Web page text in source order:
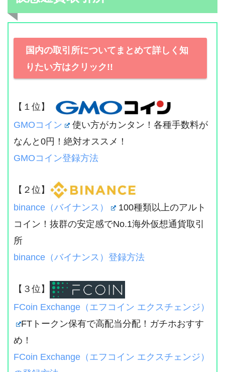
国内の取引所についてまとめて詳しく知
りたい方はクリック!!
【１位】
GMOコイン
使い方がカンタン！各種手数料が
なんと0円！絶対オススメ！
GMOコイン登録方法
【２位】
binance（バイナンス）
100種類以上のアルト
コイン！抜群の安定感でNo.1海外仮想通貨取引
所
binance（バイナンス）登録方法
【３位】
FCoin Exchange（エフコイン エクスチェンジ）
FTトークン保有で高配当分配！ガチホおすす
め！
FCoin Exchange（エフコイン エクスチェンジ）